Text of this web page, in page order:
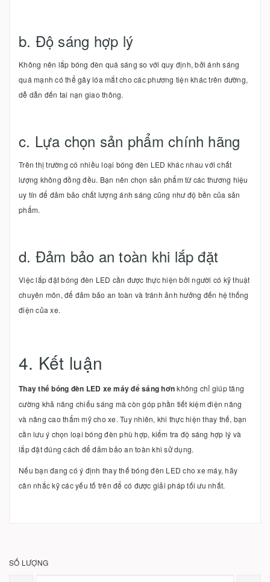
b. Độ sáng hợp lý
Không nên lắp bóng đèn quá sáng so với quy định, bởi ánh sáng
quá mạnh có thể gây lóa mắt cho các phương tiện khác trên đường,
dễ dẫn đến tai nạn giao thông.
c. Lựa chọn sản phẩm chính hãng
Trên thị trường có nhiều loại bóng đèn LED khác nhau với chất
lượng không đồng đều. Bạn nên chọn sản phẩm từ các thương hiệu
uy tín để đảm bảo chất lượng ánh sáng cũng như độ bền của sản
phẩm.
d. Đảm bảo an toàn khi lắp đặt
Việc lắp đặt bóng đèn LED cần được thực hiện bởi người có kỹ thuật
chuyên môn, để đảm bảo an toàn và tránh ảnh hưởng đến hệ thống
điện của xe.
4. Kết luận
Thay thế bóng đèn LED xe máy để sáng hơnkhông chỉ giúp tăng
cường khả năng chiếu sáng mà còn góp phần tiết kiệm điện năng
và nâng cao thẩm mỹ cho xe. Tuy nhiên, khi thực hiện thay thế, bạn
cần lưu ý chọn loại bóng đèn phù hợp, kiểm tra độ sáng hợp lý và
lắp đặt đúng cách để đảm bảo an toàn khi sử dụng.
Nếu bạn đang có ý định thay thế bóng đèn LED cho xe máy, hãy
cân nhắc kỹ các yếu tố trên để có được giải pháp tối ưu nhất.
SỐ LƯỢNG